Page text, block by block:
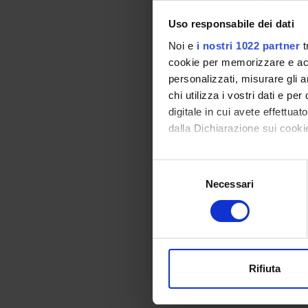
Uso responsabile dei dati
Noi e i nostri 1022 partner
cookie per memorizzare e
personalizzati, misurare gli
chi utilizza i vostri dati e per
digitale in cui avete
dalla Dichiarazione sui
Con il tuo consenso,
raccogliere
digitali).
modificare o ritirare il tuo
Necessari
Rifiuta
12
13
15
16
17
18
23